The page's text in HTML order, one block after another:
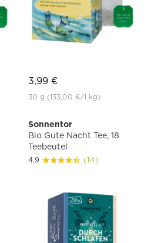
3,99 €
30 g (133,00 €/1 kg)
Sonnentor
Bio Gute Nacht Tee, 18
Teebeutel
4.9 (14)